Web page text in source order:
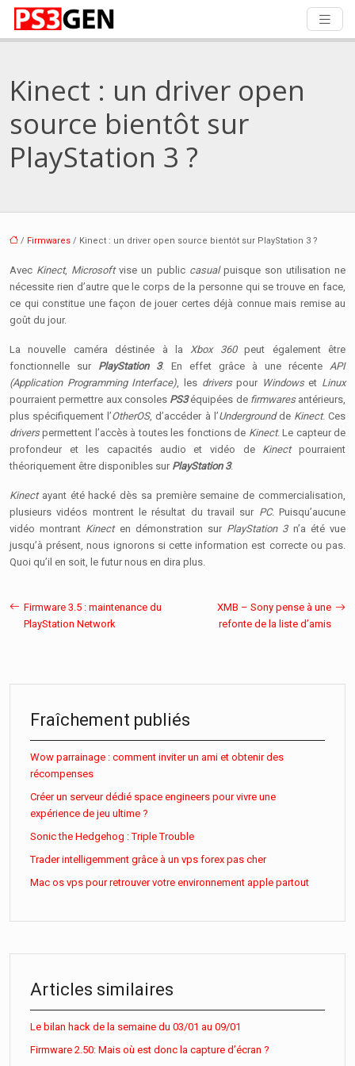
Kinect : un driver open
source bientôt sur
PlayStation 3 ?
/ Firmwares / Kinect : un driver open source bientôt sur PlayStation 3 ?
Avec Kinect, Microsoftvise un public casual puisque son utilisation ne
nécessite rien d’autre que le corps de la personne qui se trouve en face,
ce qui constitue une façon de jouer certes déjà connue mais remise au
goût du jour.
La nouvelle caméra déstinée à la Xbox 360peut également être
fonctionnelle surPlayStation 3. En effet grâce à une récente API
(Application Programming Interface) , les driverspour Windowset Linux
pourraient permettre aux consoles PS3équipées de firmwares antérieurs,
plus spécifiquement l’OtherOS, d’accéder à l’Underground de Kinect. Ces
driverspermettent l’accès à toutes les fonctions de Kinect. Le capteur de
profondeur et les capacités audio et vidéo de Kinectpourraient
théoriquement être disponibles sur PlayStation 3.
Kinect ayant été hacké dès sa première semaine de commercialisation,
plusieurs vidéos montrent le résultat du travail sur PC. Puisqu’aucune
vidéo montrant Kinect en démonstration sur PlayStation 3n’a été vue
jusqu’à présent, nous ignorons si cette information est correcte ou pas.
Quoi qu’il en soit, le futur nous en dira plus.
Firmware 3.5 : maintenance du
PlayStation Network
XMB – Sony pense à une
refonte de la liste d’amis
Fraîchement publiés
Wow parrainage : comment inviter un ami et obtenir des
récompenses
Créer un serveur dédié space engineers pour vivre une
expérience de jeu ultime ?
Sonic the Hedgehog : Triple Trouble
Trader intelligemment grâce à un vps forex pas cher
Mac os vps pour retrouver votre environnement apple partout
Articles similaires
Le bilan hack de la semaine du 03/01 au 09/01
Firmware 2.50: Mais où est donc la capture d’écran ?